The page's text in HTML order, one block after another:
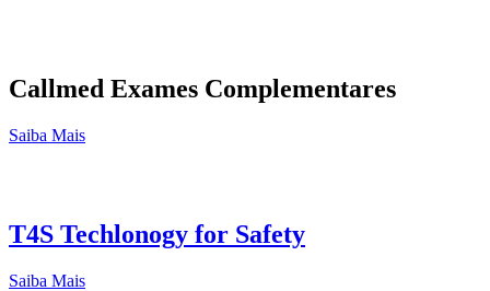
Callmed Exames Complementares
Saiba Mais
T4S Techlonogy for Safety
Saiba Mais